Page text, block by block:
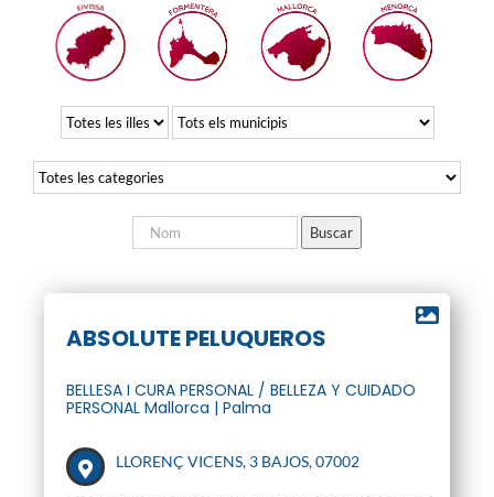
ABSOLUTE PELUQUEROS
BELLESA I CURA PERSONAL / BELLEZA Y CUIDADO
PERSONAL Mallorca | Palma
LLORENÇ VICENS, 3 BAJOS, 07002